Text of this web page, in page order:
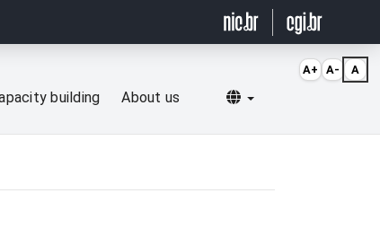
building About us Selecionar idioma
A+ A- A